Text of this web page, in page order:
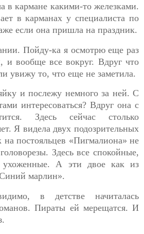
в кармане какими-то железками.
в карманах у специалиста по
если она пришла на праздник.
Пойду-ка я осмотрю еще раз
вообще все вокруг. Вдруг что
увижу то, что еще не заметила.
и послежу немного за ней. С
интересоваться? Вдруг она с
Здесь сейчас столько
Я видела двух подозрительных
постояльцев «Пигмалиона» не
Здесь все спокойные,
ухоженные. А эти двое как из
марлин».
в детстве начиталась
Пираты ей мерещатся. И